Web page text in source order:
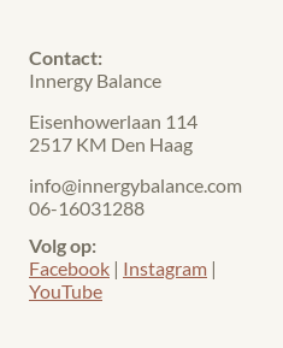
Contact:
Innergy Balance
Eisenhowerlaan 114
2517 KM Den Haag
info@innergybalance.com
06-16031288
Volg op:
Facebook | Instagram |
YouTube